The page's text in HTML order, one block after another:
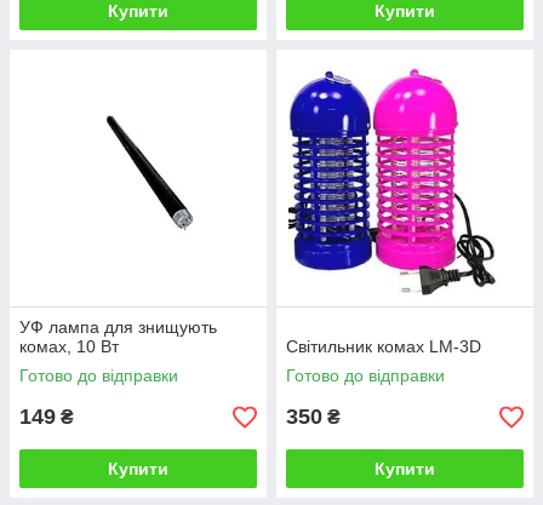
Купити Купити
УФ лампа для знищують
комах, 10 Вт
Готово до відправки
149 ₴
Купити
Світильник комах LM-3D
Готово до відправки
350 ₴
Купити